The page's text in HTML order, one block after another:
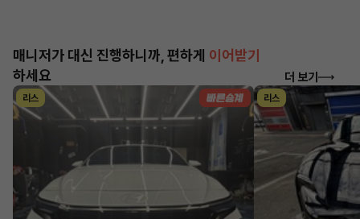
매니저가 대신 진행하니까, 편하게 이어받기
하세요
더 보기
리스 리스